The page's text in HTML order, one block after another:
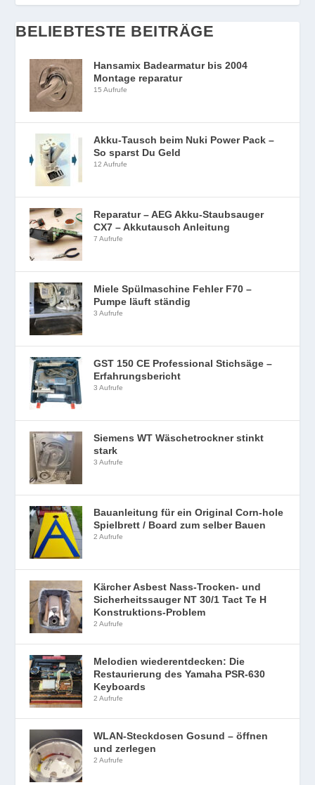
BELIEBTESTE BEITRÄGE
Hansamix Badearmatur bis 2004
Montage reparatur
15 Aufrufe
Akku-Tausch beim Nuki Power Pack –
So sparst Du Geld
12 Aufrufe
Reparatur – AEG Akku-Staubsauger
CX7 – Akkutausch Anleitung
7 Aufrufe
Miele Spülmaschine Fehler F70 –
Pumpe läuft ständig
3 Aufrufe
GST 150 CE Professional Stichsäge –
Erfahrungsbericht
3 Aufrufe
Siemens WT Wäschetrockner stinkt
stark
3 Aufrufe
Bauanleitung für ein Original Corn-hole
Spielbrett / Board zum selber Bauen
2 Aufrufe
Kärcher Asbest Nass-Trocken- und
Sicherheitssauger NT 30/1 Tact Te H
Konstruktions-Problem
2 Aufrufe
Melodien wiederentdecken: Die
Restaurierung des Yamaha PSR-630
Keyboards
2 Aufrufe
WLAN-Steckdosen Gosund – öffnen
und zerlegen
2 Aufrufe